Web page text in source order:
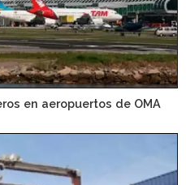
en aeropuertos de OMA